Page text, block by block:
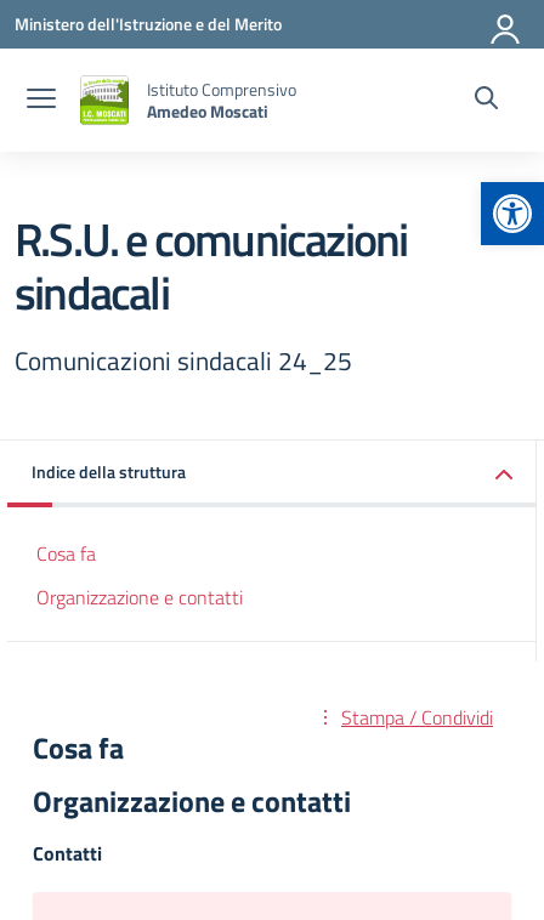
Vai ai contenuti
Vai al menu di navigazione
Vai al footer
Ministero dell'Istruzione e del Merito
Istituto Comprensivo
Amedeo Moscati
R.S.U. e comunicazioni
sindacali
Comunicazioni sindacali 24_25
Indice della struttura
Cosa fa
Organizzazione e contatti
Stampa / Condividi
Cosa fa
Organizzazione e contatti
Contatti